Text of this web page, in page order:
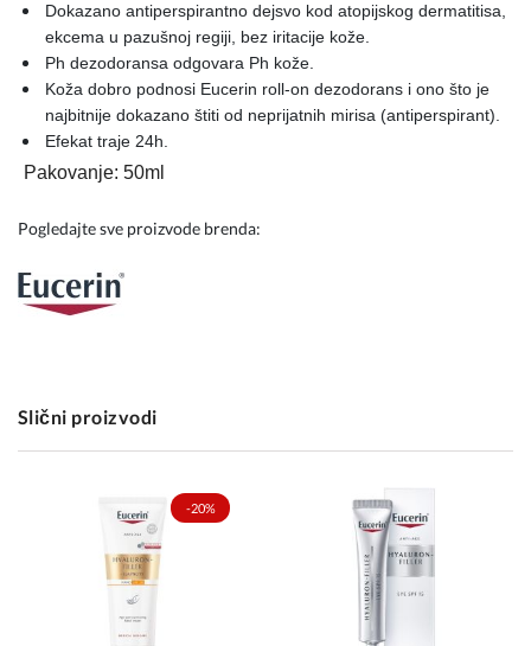
Dokazano antiperspirantno dejsvo kod atopijskog dermatitisa,
ekcema u pazušnoj regiji, bez iritacije kože.
Ph dezodoransa odgovara Ph kože.
Koža dobro podnosi Eucerin roll-on dezodorans i ono što je
najbitnije dokazano štiti od neprijatnih mirisa (antiperspirant).
Efekat traje 24h.
Pakovanje: 50ml
Pogledajte sve proizvode brenda:
Slični proizvodi
-20%